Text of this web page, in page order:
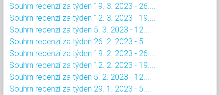
Souhrn recenzí za týden 19. 3. 2023 - 26....
Souhrn recenzí za týden 12. 3. 2023 - 19....
Souhrn recenzí za týden 5. 3. 2023 - 12....
Souhrn recenzí za týden 26. 2. 2023 - 5....
Souhrn recenzí za týden 19. 2. 2023 - 26....
Souhrn recenzí za týden 12. 2. 2023 - 19....
Souhrn recenzí za týden 5. 2. 2023 - 12....
Souhrn recenzí za týden 29. 1. 2023 - 5....